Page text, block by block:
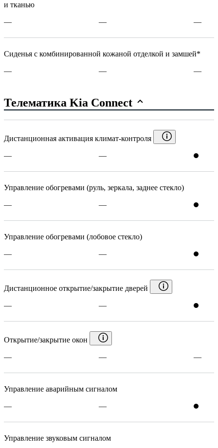
и тканью
— — —
Сиденья с комбинированной кожаной отделкой и замшей*
— — —
Телематика Kia Connect
Дистанционная активация климат-контроля
— —
Управление обогревами (руль, зеркала, заднее стекло)
— —
Управление обогревами (лобовое стекло)
— —
Дистанционное открытие/закрытие дверей
— —
Открытие/закрытие окон
— — —
Управление аварийным сигналом
— —
Управление звуковым сигналом